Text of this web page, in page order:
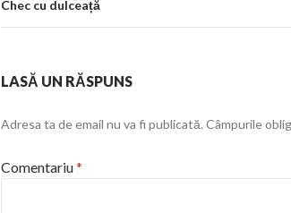
Chec cu dulceață
LASĂ UN RĂSPUNS
Adresa ta de email nu va fi publicată. Câmpurile
Comentariu*